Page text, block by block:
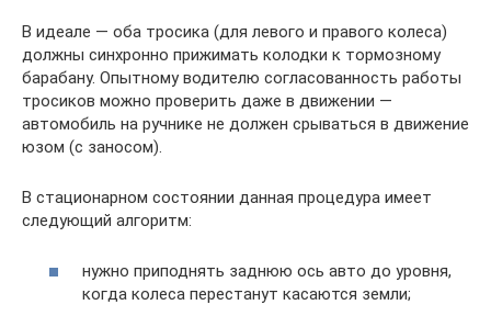
В идеале — оба тросика (для левого и правого колеса)
должны синхронно прижимать колодки к тормозному
барабану. Опытному водителю согласованность работы
тросиков можно проверить даже в движении —
автомобиль на ручнике не должен срываться в движение
юзом (с заносом).
В стационарном состоянии данная процедура имеет
следующий алгоритм:
нужно приподнять заднюю ось авто до уровня,
когда колеса перестанут касаются земли;